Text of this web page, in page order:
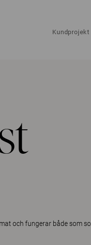
Kundprojekt
och fungerar både som